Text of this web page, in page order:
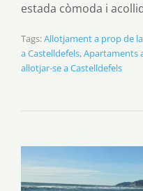
estada còmoda i
Tags:Allotjament a prop de
a Castelldefels,Apartaments
allotjar-se a Castelldefels